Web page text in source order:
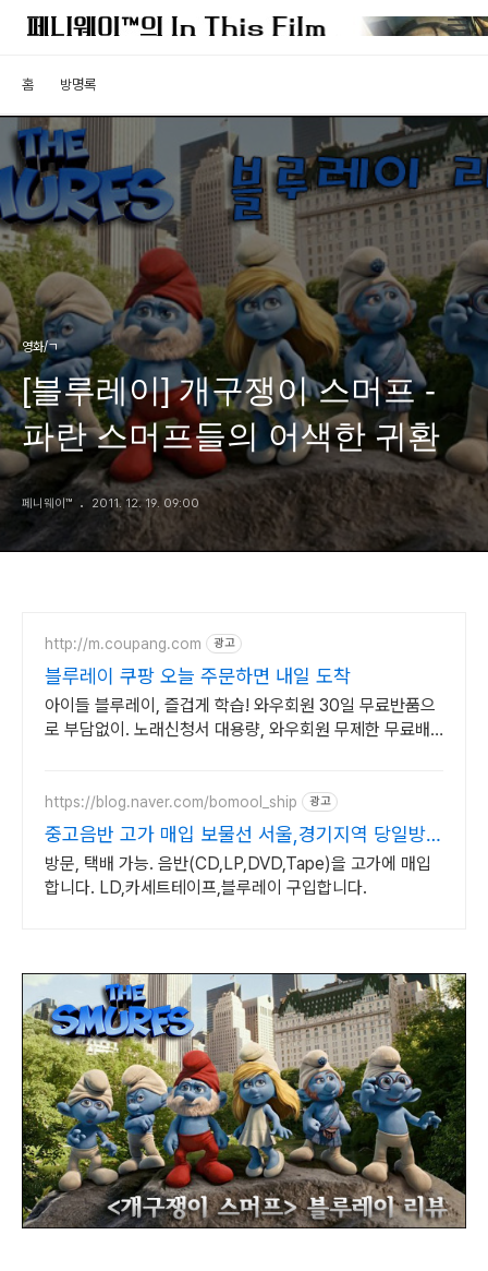
홈 방명록
영화/ㄱ
[블루레이] 개구쟁이 스머프 -
파란 스머프들의 어색한 귀환
페니웨이™ 2011. 12. 19. 09:00
http://m.coupang.com 광고
블루레이 쿠팡 오늘 주문하면 내일 도착
아이들 블루레이, 즐겁게 학습! 와우회원 30일 무료반품으
로 부담없이. 노래신청서 대용량, 와우회원 무제한 무료배
https://blog.naver.com/bomool_ship 광고
중고음반 고가 매입 보물선 서울,경기지역 당일방문
가능
방문, 택배 가능. 음반(CD,LP,DVD,Tape)을 고가에 매입
합니다. LD,카세트테이프,블루레이 구입합니다.